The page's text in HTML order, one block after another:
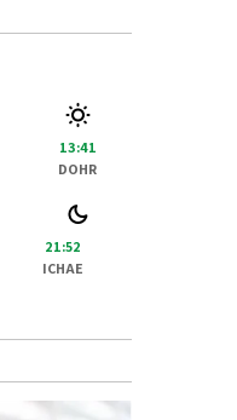
13:41
DOHR
21:52
ICHAE